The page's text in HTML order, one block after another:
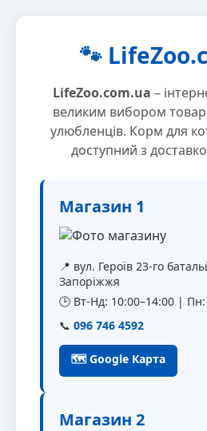
🐾
LifeZoo.com.ua –
великим вибором
улюбленців. Корм для
доступний з
Магазин 1
📍 вул. Героїв 23-го
Запоріжжя
🕒 Вт-Нд: 10:00–14:00 |
📞 096 746 4592
🗺 Google Карта
Магазин 2